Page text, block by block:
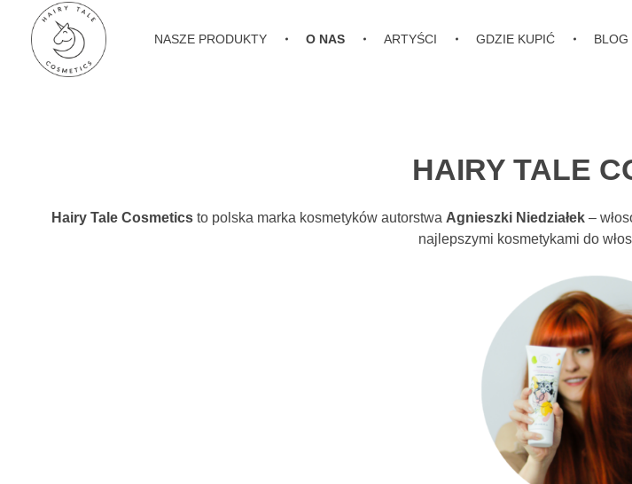
NASZE PRODUKTY O NAS ARTYŚCI GDZIE KUPIĆ BLOG
HAIRY TALE
Hairy Tale Cosmeticsto polska marka kosmetyków autorstwa Agnieszki Niedziałek–
najlepszymi kosmetykami do